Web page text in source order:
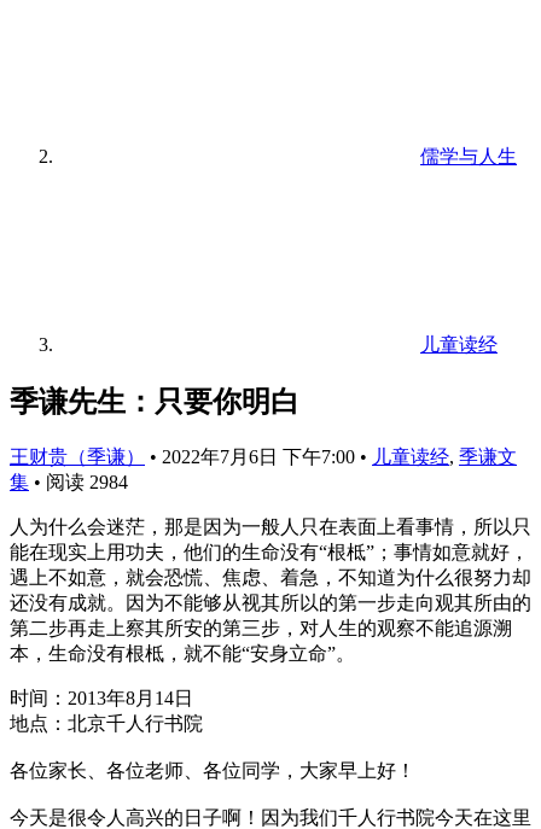
儒学与人生
儿童读经
季谦先生：只要你明白
王财贵（季谦） • 2022年7月6日 下午7:00 • 儿童读经, 季谦文
集 • 阅读 2984
人为什么会迷茫，那是因为一般人只在表面上看事情，所以只
能在现实上用功夫，他们的生命没有“根柢”；事情如意就好，
遇上不如意，就会恐慌、焦虑、着急，不知道为什么很努力却
还没有成就。因为不能够从视其所以的第一步走向观其所由的
第二步再走上察其所安的第三步，对人生的观察不能追源溯
本，生命没有根柢，就不能“安身立命”。
时间：2013年8月14日
地点：北京千人行书院
各位家长、各位老师、各位同学，大家早上好！
今天是很令人高兴的日子啊！因为我们千人行书院今天在这里